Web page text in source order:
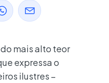
mais alto teor
expressa o
ilustres –